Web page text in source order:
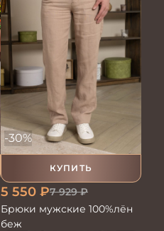
КУПИТЬ
-30%
5 550 ₽7 929₽
Брюки мужские 100%лён
беж